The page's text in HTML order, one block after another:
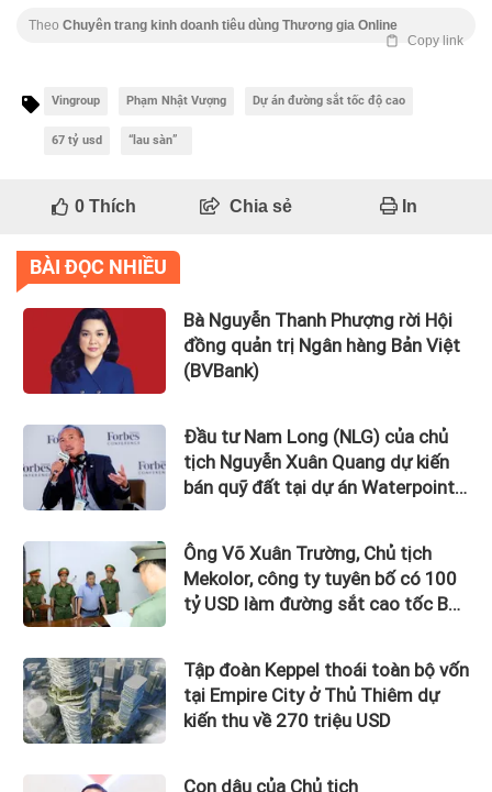
Theo Chuyên trang kinh doanh tiêu dùng Thương gia Online
Copy link
Vingroup Phạm Nhật Vượng Dự án đường sắt tốc độ cao
67 tỷ usd “lau sàn”
0Thích Chia sẻ In
BÀI ĐỌC NHIỀU
Bà Nguyễn Thanh Phượng rời Hội
đồng quản trị Ngân hàng Bản Việt
(BVBank)
Đầu tư Nam Long (NLG) của chủ
tịch Nguyễn Xuân Quang dự kiến
bán quỹ đất tại dự án Waterpoint,
Ông Võ Xuân Trường, Chủ tịch
Mekolor, công ty tuyên bố có 100
tỷ USD làm đường sắt cao tốc Bắc
Tập đoàn Keppel thoái toàn bộ vốn
tại Empire City ở Thủ Thiêm dự
kiến thu về 270 triệu USD
Con dâu của Chủ tịch